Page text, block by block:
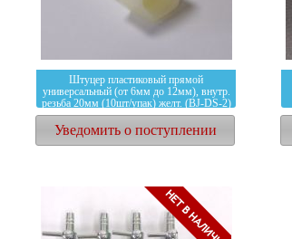
Штуцер пластиковый прямой
универсальный (от 6мм до 12мм), внутр.
резьба 20мм (10шт/упак) желт. (BJ-DS-2)
390руб.
Уведомить о поступлении